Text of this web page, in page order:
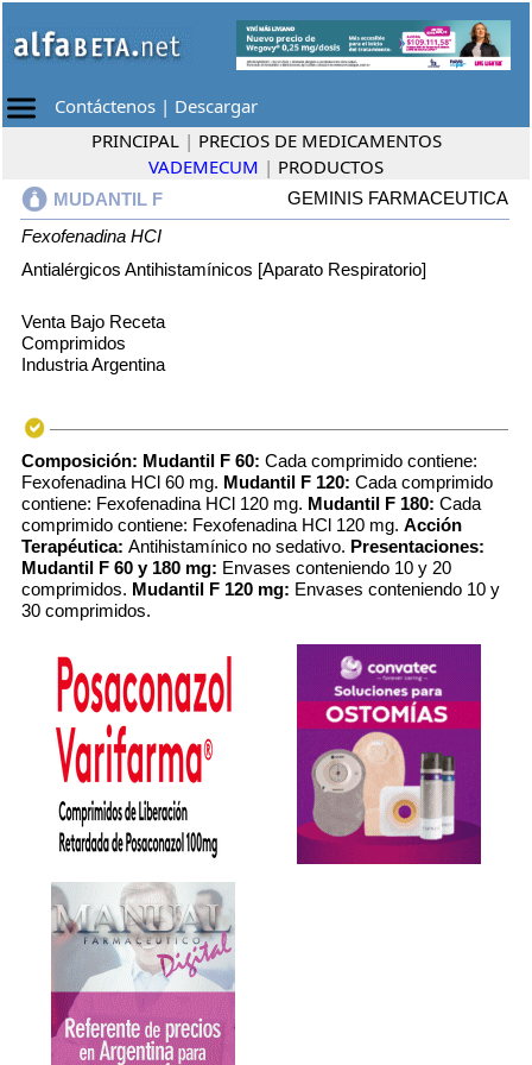
Contáctenos | Descargar
PRINCIPAL | PRECIOS DE MEDICAMENTOS
VADEMECUM | PRODUCTOS
MUDANTIL F
GEMINIS FARMACEUTICA
Fexofenadina HCI
Antialérgicos Antihistamínicos [Aparato Respiratorio]
Venta Bajo Receta
Comprimidos
Industria Argentina
Composición: Mudantil F 60: Cada comprimido contiene:
Fexofenadina HCl 60 mg. Mudantil F 120: Cada comprimido
contiene: Fexofenadina HCl 120 mg. Mudantil F 180: Cada
comprimido contiene: Fexofenadina HCl 120 mg. Acción
Terapéutica: Antihistamínico no sedativo. Presentaciones:
Mudantil F 60 y 180 mg: Envases conteniendo 10 y 20
comprimidos. Mudantil F 120 mg: Envases conteniendo 10 y
30 comprimidos.